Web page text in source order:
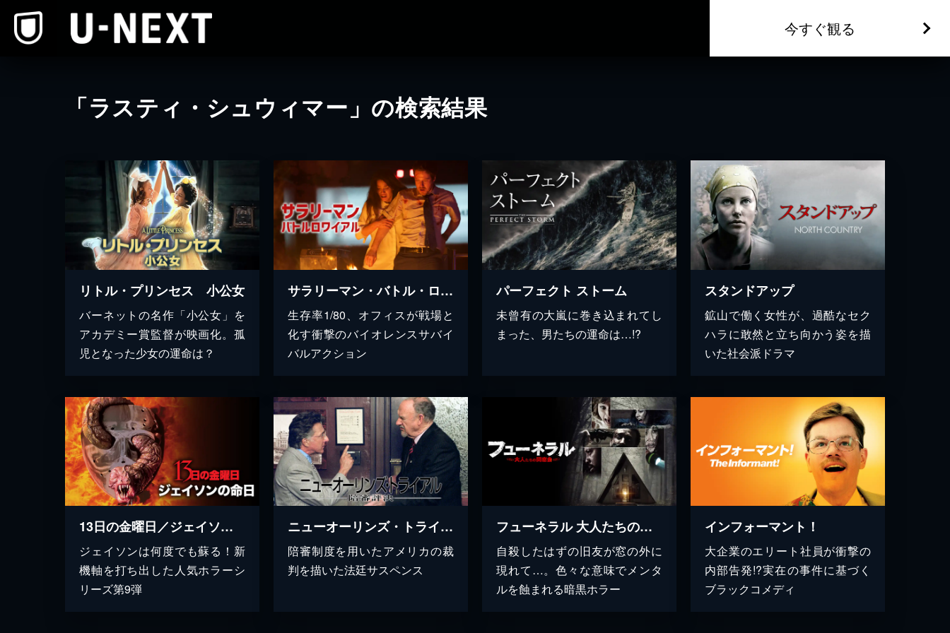
今すぐ観る
「ラスティ・シュウィマー」の検索結果
リトル・プリンセス 小公女
バーネットの名作「小公女」を
アカデミー賞監督が映画化。孤
児となった少女の運命は？
サラリーマン・バトル・ロワイヤル
生存率1/80、オフィスが戦場と
化す衝撃のバイオレンスサバイ
バルアクション
パーフェクト ストーム
未曾有の大嵐に巻き込まれてし
まった、男たちの運命は…!?
スタンドアップ
鉱山で働く女性が、過酷なセク
ハラに敢然と立ち向かう姿を描
いた社会派ドラマ
13日の金曜日／ジェイソンの命日
ジェイソンは何度でも蘇る！新
機軸を打ち出した人気ホラーシ
リーズ第9弾
ニューオーリンズ・トライアル
陪審制度を用いたアメリカの裁
判を描いた法廷サスペンス
フューネラル 大人たちの同窓会
自殺したはずの旧友が窓の外に
現れて…。色々な意味でメンタ
ルを蝕まれる暗黒ホラー
インフォーマント！
大企業のエリート社員が衝撃の
内部告発!?実在の事件に基づく
ブラックコメディ